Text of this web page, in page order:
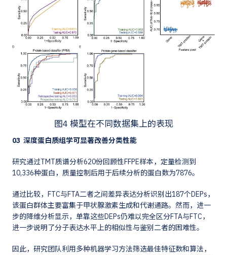
图4 模型在不同数据集上的表现
03 深度蛋白质组学可显著改善分类性能
研究通过TMT质谱分析620份回顾性FFPE样本，定量检测到
10,336种蛋白，质量控制后用于后续分析的蛋白数为7876。
通过比较，FTC与FTA二者之间差异表达分析识别出187个DEPs，
该蛋白群体主要富集于甲状腺激素生成和代谢通路。然而，进一
步的降维分析显示，单靠这些DEPs仍难以完全区分FTA与FTC，
进一步说明了分子表达水平上的相似性与鉴别二者的困难性。
因此，研究团队利用多种机器学习方法筛选最佳特征数和算法，